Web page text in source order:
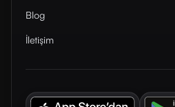
Blog
İletişim